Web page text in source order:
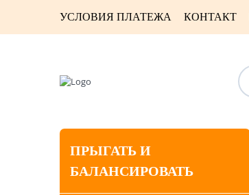
УСЛОВИЯ ПЛАТЕЖА КОНТАКТ
ПРЫГАТЬ И
БАЛАНСИРОВАТЬ